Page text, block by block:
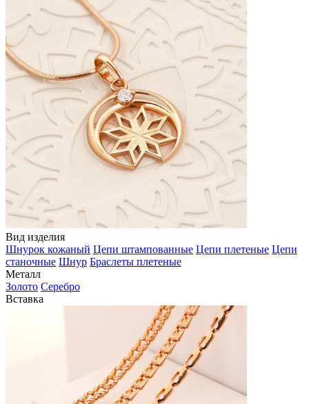
Вид изделия
Шнурок кожаный Цепи штампованные Цепи плетеные Цепи
станочные Шнур Браслеты плетеные
Металл
Золото Серебро
Вставка